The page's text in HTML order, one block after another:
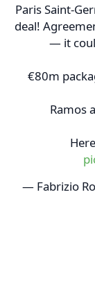
Paris Saint-
deal!
— it
€80m
Ramos
— Fabrizio